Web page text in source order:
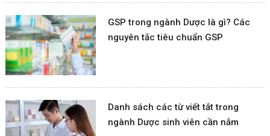
GSP trong ngành Dược là gì? Các
nguyên tắc tiêu chuẩn GSP
Danh sách các từ viết tắt trong
ngành Dược sinh viên cần nắm